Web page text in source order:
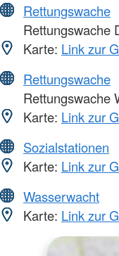
Rettungswache
Rettungswache
Karte: Link zur
Rettungswache
Rettungswache
Karte: Link zur
Sozialstationen
Karte: Link zur
Wasserwacht
Karte: Link zur